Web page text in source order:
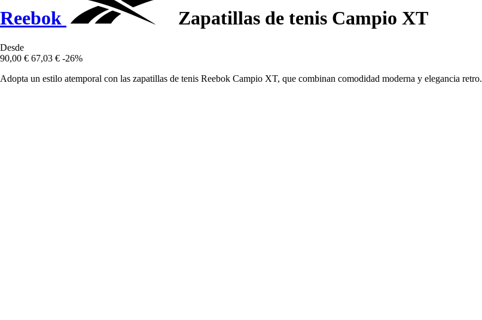
Reebok Zapatillas de tenis Campio XT
Desde
90,00 € 67,03 € -26%
Adopta un estilo atemporal con las zapatillas de tenis Reebok Campio XT, que combinan comodidad moderna y elegancia retro.